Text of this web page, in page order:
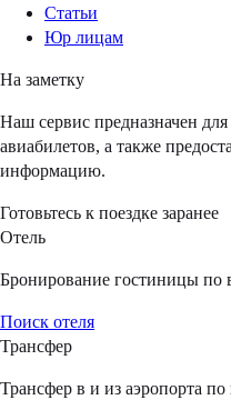
Статьи
Юр лицам
На заметку
Наш сервис предназначен
авиабилетов, а также
информацию.
Готовьтесь к поездке заранее
Отель
Бронирование гостиницы
Поиск отеля
Трансфер
Трансфер в и из аэропорта по